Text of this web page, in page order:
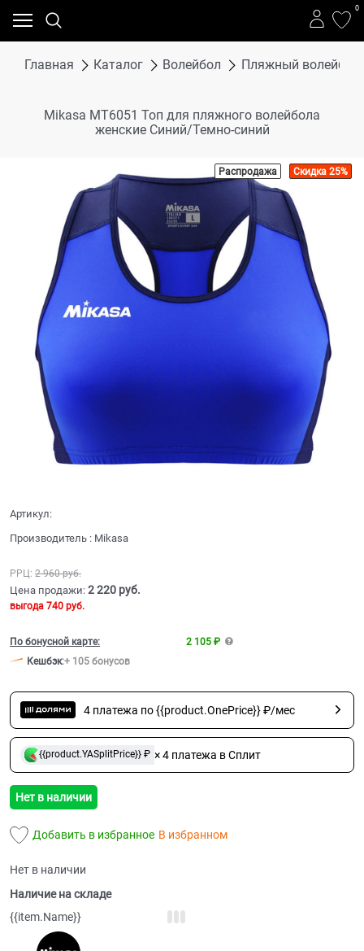
0
Главная Каталог Волейбол Пляжный волейбол
Mikasa MT6051 Топ для пляжного волейбола
женские Синий/Темно-синий
Распродажа Скидка 25%
Артикул:
Производитель : Mikasa
РРЦ: 2 960 руб.
Цена продажи: 2 220 руб.
выгода 740 руб.
По бонусной карте:
2 105 ₽
Кешбэк:+ 105 бонусов
4 платежа по {{product.OnePrice}} ₽/мес
{{product.YASplitPrice}} ₽ × 4 платежа в Сплит
Нет в наличии
Добавить в избранное В избранном
Нет в наличии
Наличие на складе
{{item.Name}}